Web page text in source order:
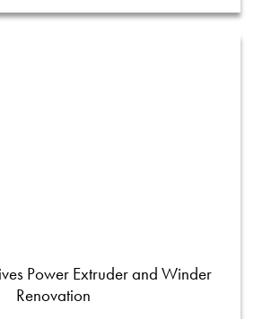
Power Extruder and Winder
Renovation